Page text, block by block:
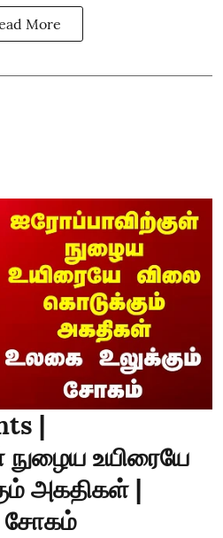
More
|
நுழைய உயிரையே
அகதிகள் |
சோகம்